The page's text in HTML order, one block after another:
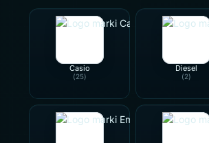
Casio
(25)
Diesel
(2)